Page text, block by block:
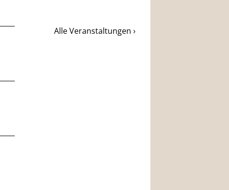
Alle Veranstaltungen ›